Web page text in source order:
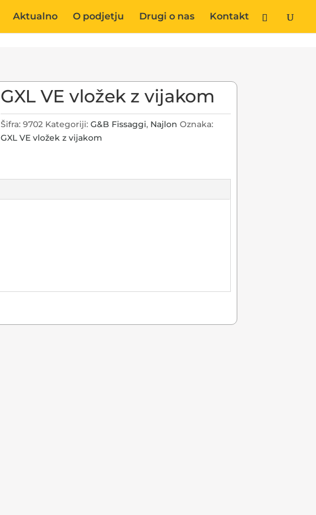
Aktualno O podjetju Drugi o nas Kontakt
GXL VE vložek z vijakom
Šifra: 9702 Kategoriji: G&B Fissaggi, Najlon Oznaka:
GXL VE vložek z vijakom